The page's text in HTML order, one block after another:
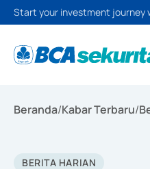
Start your investment journey
Beranda/Kabar Terbaru/
BERITA HARIAN